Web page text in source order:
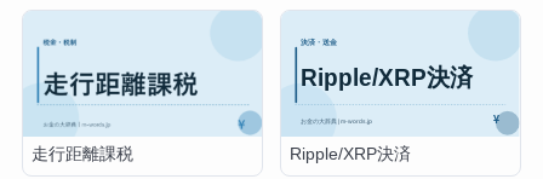
走行距離課税 Ripple/XRP決済